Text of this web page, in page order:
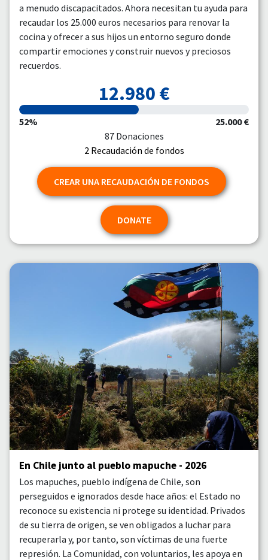
a menudo discapacitados. Ahora necesitan tu ayuda para
recaudar los 25.000 euros necesarios para renovar la
cocina y ofrecer a sus hijos un entorno seguro donde
compartir emociones y construir nuevos y preciosos
recuerdos.
12.980 €
52%
25.000 €
87 Donaciones
2 Recaudación de fondos
CREAR UNA RECAUDACIÓN DE FONDOS
DONATE
En Chile junto al pueblo mapuche - 2026
Los mapuches, pueblo indígena de Chile, son
perseguidos e ignorados desde hace años: el Estado no
reconoce su existencia ni protege su identidad. Privados
de su tierra de origen, se ven obligados a luchar para
recuperarla y, por tanto, son víctimas de una fuerte
represión. La Comunidad, con voluntarios, les apoya en